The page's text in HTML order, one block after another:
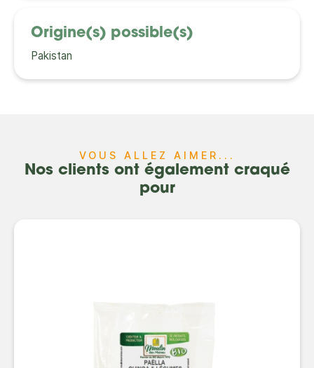
Origine(s) possible(s)
Pakistan
VOUS ALLEZ AIMER...
Nos clients ont également craqué
pour